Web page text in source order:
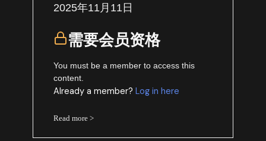
2025年11月11日
需要会员资格
You must be a member to access this
content.
Already a member?Log in here
Read more >